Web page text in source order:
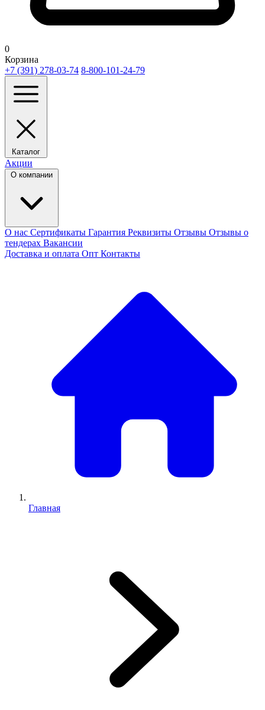
0
Корзина
+7 (391) 278-03-74 8-800-101-24-79
Каталог
Акции
О компании
О нас Сертификаты Гарантия Реквизиты Отзывы Отзывы о
тендерах Вакансии
Доставка и оплата Опт Контакты
Главная